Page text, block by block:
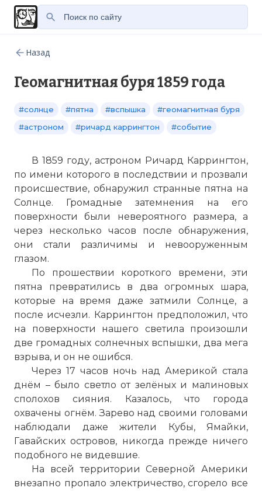
Назад
Геомагнитная буря 1859 года
#солнце #пятна #вспышка
#геомагнитная буря
#астроном
#ричард каррингтон #событие
В 1859 году, астроном Ричард Каррингтон,
по имени которого в последствии и прозвали
происшествие, обнаружил странные пятна на
Солнце. Громадные затемнения на его
поверхности были невероятного размера, а
через несколько часов после обнаружения,
они стали различимы и невооруженным
глазом.
По прошествии короткого времени, эти
пятна превратились в два огромных шара,
которые на время даже затмили Солнце, а
после исчезли. Каррингтон предположил, что
на поверхности нашего светила произошли
две громадных солнечных вспышки, два мега
взрыва, и он не ошибся.
Через 17 часов ночь над Америкой стала
днём – было светло от зелёных и малиновых
сполохов сияния. Казалось, что города
охвачены огнём. Зарево над своими головами
наблюдали даже жители Кубы, Ямайки,
Гавайских островов, никогда прежде ничего
подобного не видевшие.
На всей территории Северной Америки
внезапно пропало электричество, сгорело все